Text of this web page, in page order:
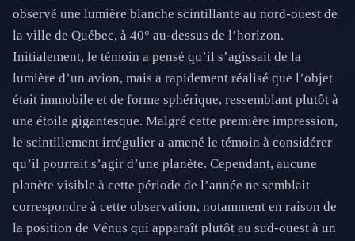
observé une lumière blanche scintillante au nord-ouest de
la ville de Québec, à 40° au-dessus de l’horizon.
Initialement, le témoin a pensé qu’il s’agissait de la
lumière d’un avion, mais a rapidement réalisé que l’objet
était immobile et de forme sphérique, ressemblant plutôt à
une étoile gigantesque. Malgré cette première impression,
le scintillement irrégulier a amené le témoin à considérer
qu’il pourrait s’agir d’une planète. Cependant, aucune
planète visible à cette période de l’année ne semblait
correspondre à cette observation, notamment en raison de
la position de Vénus qui apparaît plutôt au sud-ouest à un